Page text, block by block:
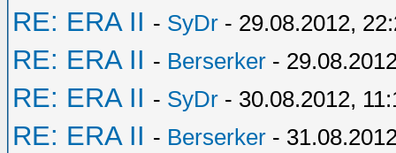
RE: ERA II - SyDr - 29.08.2012,
RE: ERA II - Berserker -
RE: ERA II - SyDr - 30.08.2012,
RE: ERA II - Berserker -